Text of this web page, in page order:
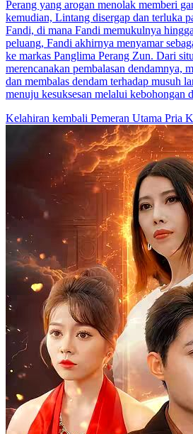
Perang yang arogan menolak memberi
kemudian, Lintang disergap dan terluka
Fandi, di mana Fandi memukulnya
peluang, Fandi akhirnya menyamar
ke markas Panglima Perang Zun. Dari
merencanakan pembalasan dendamnya,
dan membalas dendam terhadap musuh
menuju kesuksesan melalui kebohongan
Kelahiran kembali Pemeran Utama Pria